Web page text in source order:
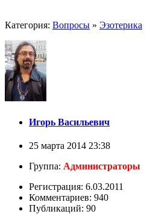
Категория: Вопросы » Эзотерика
Игорь Васильевич
25 марта 2014 23:38
Группа: Администраторы
Регистрация: 6.03.2011
Комментариев: 940
Публикаций: 90